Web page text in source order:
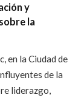
y
la
en la Ciudad de
de la
liderazgo,